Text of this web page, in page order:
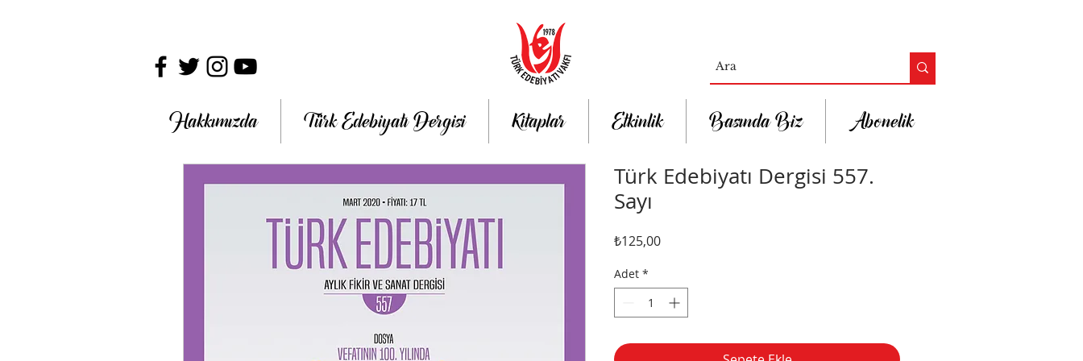
Hakkımızda Türk Edebiyatı Dergisi Kitaplar Etkinlik Basında Biz Abonelik
Türk Edebiyatı Dergisi 557.
Sayı
₺125,00Fiyat
Adet *